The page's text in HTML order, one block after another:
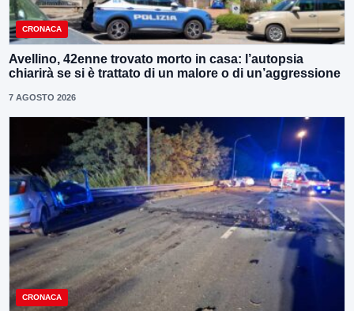
CRONACA
Avellino, 42enne trovato morto in casa: l’autopsia
chiarirà se si è trattato di un malore o di un’aggressione
7 AGOSTO 2026
CRONACA